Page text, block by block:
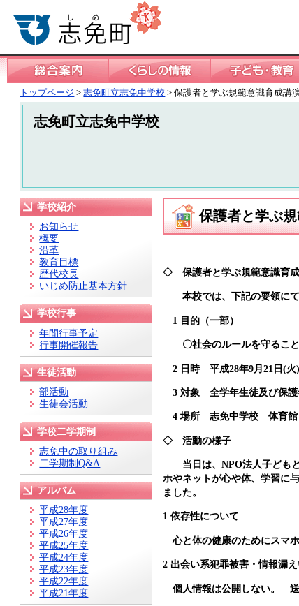
トップページ >志免町立志免中学校 > 保護者と学ぶ規範意識育成講
志免町立志免中学校
学校紹介
お知らせ
概要
沿革
教育目標
歴代校長
いじめ防止基本方針
学校行事
年間行事予定
行事開催報告
生徒活動
部活動
生徒会活動
学校二学期制
志免中の取り組み
二学期制Q&A
アルバム
平成28年度
平成27年度
平成26年度
平成25年度
平成24年度
平成23年度
平成22年度
平成21年度
保護者と学ぶ
◇ 保護者と学ぶ規範意識育成
本校では、下記の要領にて
1 目的（一部）
〇社会のルールを守ること
2 日時 平成28年9月21日(
3 対象 全学年生徒及び保護
4 場所 志免中学校 体育館
◇ 活動の様子
当日は、NPO法人子どもと
ホやネットが心や体、学習に
ました。
1 依存性について
心と体の健康のためにスマ
2 出会い系犯罪被害・情報漏
個人情報は公開しない。 送